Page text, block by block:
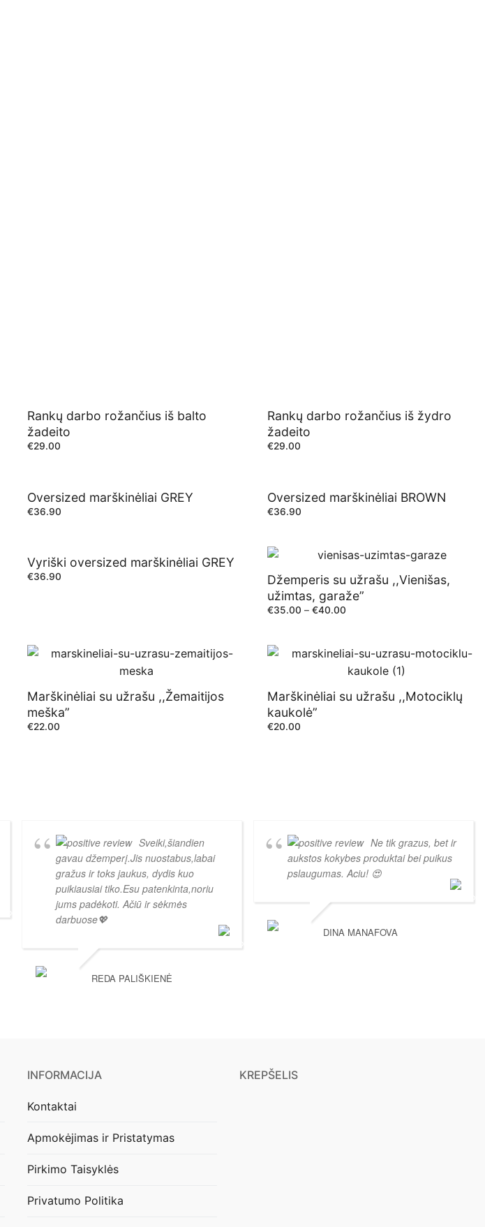
Rankų darbo rožančius iš balto
žadeito
€29.00
Rankų darbo rožančius iš žydro
žadeito
€29.00
Oversized marškinėliai GREY
€36.90
Oversized marškinėliai BROWN
€36.90
Vyriški oversized marškinėliai GREY
€36.90
Džemperis su užrašu ,,Vienišas,
užimtas, garaže”
€35.00 – €40.00
Marškinėliai su užrašu ,,Žemaitijos
meška”
€22.00
Marškinėliai su užrašu ,,Motociklų
kaukolė”
€20.00
Sveiki,šiandien
gavau džemperį.Jis nuostabus,labai
gražus ir toks jaukus, dydis kuo
puikiausiai tiko.Esu patenkinta,noriu
jums padėkoti. Ačiū ir sėkmės
darbuose💖
REDA PALIŠKIENĖ
Ne tik grazus, bet ir
aukstos kokybes produktai bei puikus
pslaugumas. Aciu! 😍
DINA MANAFOVA
INFORMACIJA
Kontaktai
Apmokėjimas ir Pristatymas
Pirkimo Taisyklės
Privatumo Politika
KREPŠELIS